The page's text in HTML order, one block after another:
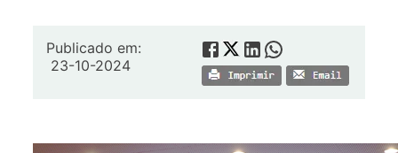
Publicado em:
23-10-2024